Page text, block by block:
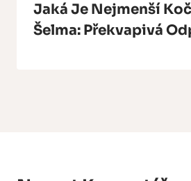
Jaká Je Nejmenší
Šelma: Překvapivá